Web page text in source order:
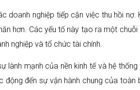
doanh nghiệp tiếp cận việc thu hồi nợ.
hơn. Các yếu tố này tạo ra một chuỗi
nghiệp và tổ chức tài chính.
mạnh của nền kinh tế và hệ thống
đến sự vận hành chung của toàn